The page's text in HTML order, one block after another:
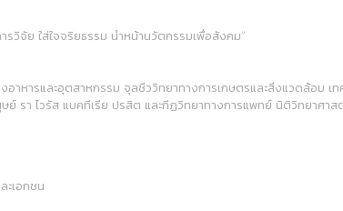
วิจัย ใส่ใจจริยธรรม นำหน้านวัตกรรมเพื่อสังคม”
าหารและอุตสาหกรรม จุลชีววิทยาทางการเกษตรและสิ่งแวดล้อม
รา ไวรัส แบคทีเรีย ปรสิต และกีฏวิทยาทางการแพทย์ นิติวิทยาศา
ะเอกชน